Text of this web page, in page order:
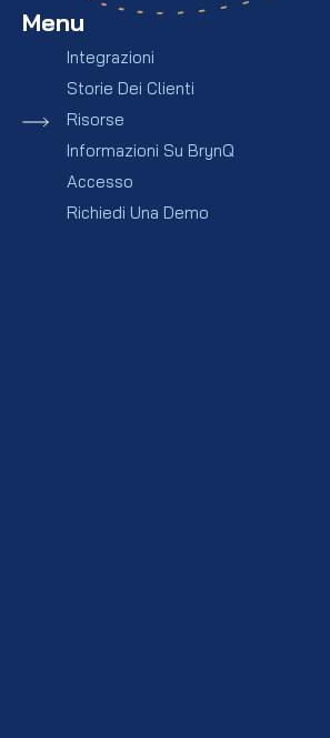
Menu
Integrazioni
Storie Dei Clienti
Risorse
Informazioni Su BrynQ
Accesso
Richiedi Una Demo